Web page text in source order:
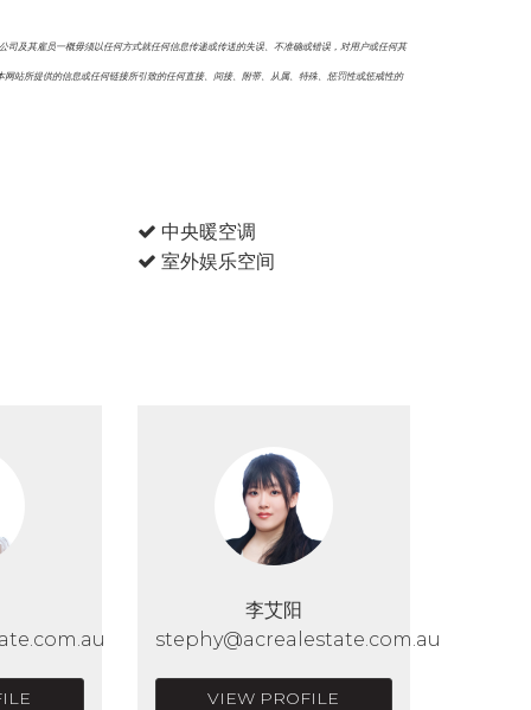
及其雇员一概毋须以任何方式就任何信息传递或传送的失误、不准确或错误，对用户或任何其
站所提供的信息或任何链接所引致的任何直接、间接、附带、从属、特殊、惩罚性或惩戒性的
中央暖空调
室外娱乐空间
李艾阳
stephy@acrealestate.com.au
VIEW PROFILE